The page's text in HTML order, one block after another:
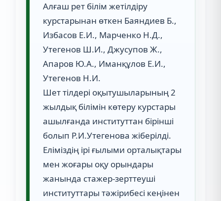
Алғаш рет білім жетілдіру
курстарынан өткен Баяндиев Б.,
Избасов Е.И., Марченко Н.Д.,
Утегенов Ш.И., Джусупов Ж.,
Апаров Ю.А., Иманқұлов Е.И.,
Утегенов Н.И.
Шет тілдері оқытушыларының 2
жылдық білімін көтеру курстары
ашылғанда институттан бірінші
болып Р.И.Утегенова жіберілді.
Еліміздің ірі ғылыми орталықтары
мен жоғары оқу орындары
жанында стажер-зерттеуші
институттары тәжірибесі кеңінен